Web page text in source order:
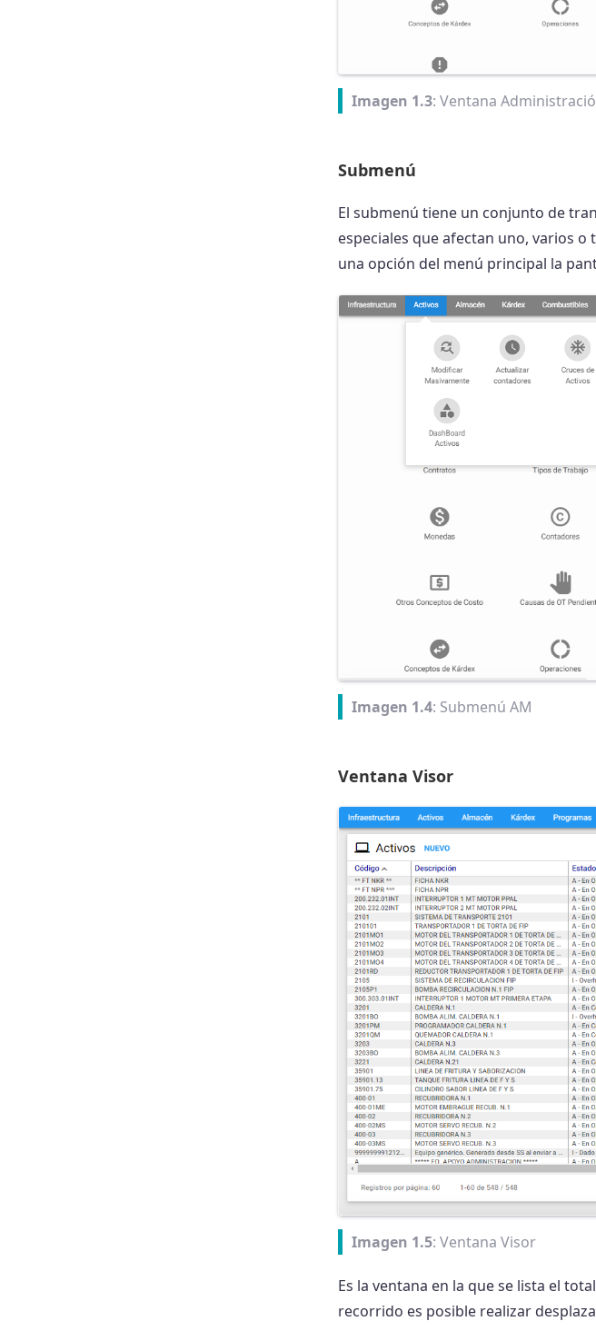
Imagen 1.3: Ventana
Submenú
El submenú tiene un conjunto de
especiales que afectan uno, varios
una opción del menú principal la
Imagen 1.4: Submenú AM
Ventana Visor
Imagen 1.5: Ventana Visor
Es la ventana en la que se lista el
recorrido es posible realizar